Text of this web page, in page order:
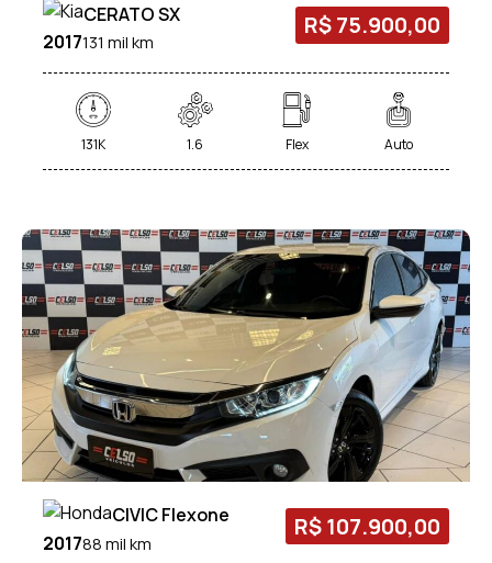
R$ 75.900,00
CERATO SX
2017131 mil km
131K 1.6 Flex Auto
R$ 107.900,00
CIVIC Flexone
201788 mil km